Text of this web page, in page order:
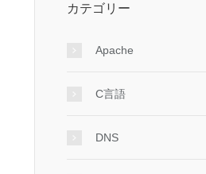
カテゴリー
Apache
C言語
DNS